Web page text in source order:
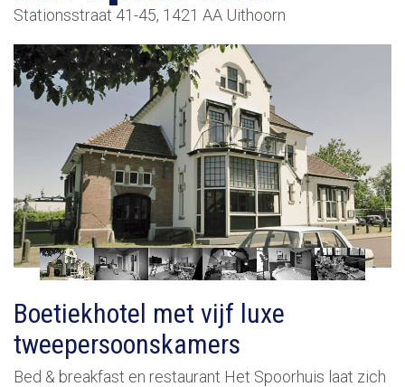
Stationsstraat 41-45, 1421 AA Uithoorn
Boetiekhotel met vijf luxe
tweepersoonskamers
Bed & breakfast en restaurant Het Spoorhuis laat zich